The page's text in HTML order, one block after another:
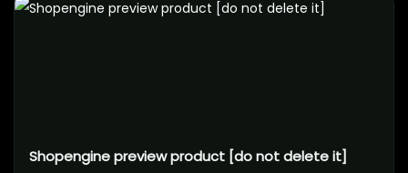
Shopengine preview product [do not delete it]